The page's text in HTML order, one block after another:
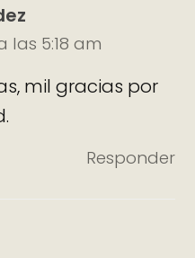
las 5:18 am
mil gracias por
Responder